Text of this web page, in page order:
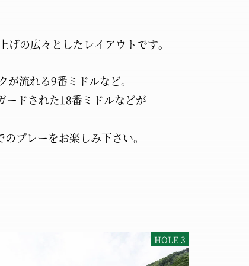
げの広々としたレイアウトです。
が流れる9番ミドルなど。
ードされた18番ミドルなどが
のプレーをお楽しみ下さい。